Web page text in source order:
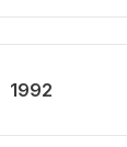
1992